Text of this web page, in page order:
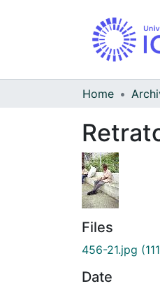
Home
Files
456-21.jpg
Date